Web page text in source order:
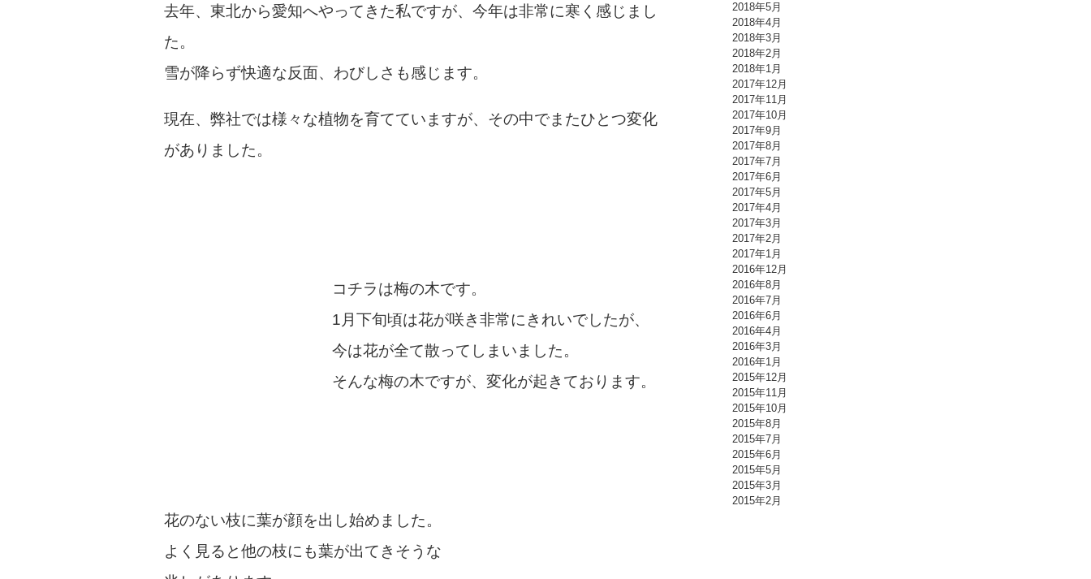
去年、東北から愛知へやってきた私ですが、今年は非常に寒く感じまし
た。
雪が降らず快適な反面、わびしさも感じます。
現在、弊社では様々な植物を育てていますが、その中でまたひとつ変化
がありました。
コチラは梅の木です。
1月下旬頃は花が咲き非常にきれいでしたが、
今は花が全て散ってしまいました。
そんな梅の木ですが、変化が起きております。
花のない枝に葉が顔を出し始めました。
よく見ると他の枝にも葉が出てきそうな
2018年5月
2018年4月
2018年3月
2018年2月
2018年1月
2017年12月
2017年11月
2017年10月
2017年9月
2017年8月
2017年7月
2017年6月
2017年5月
2017年4月
2017年3月
2017年2月
2017年1月
2016年12月
2016年8月
2016年7月
2016年6月
2016年4月
2016年3月
2016年1月
2015年12月
2015年11月
2015年10月
2015年8月
2015年7月
2015年6月
2015年5月
2015年3月
2015年2月